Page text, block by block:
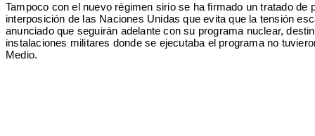
Tampoco con el nuevo régimen sirio se ha firmado un tratado
interposición de las Naciones Unidas que evita que la tensión
anunciado que seguirán adelante con su programa nuclear,
instalaciones militares donde se ejecutaba el programa no
Medio.